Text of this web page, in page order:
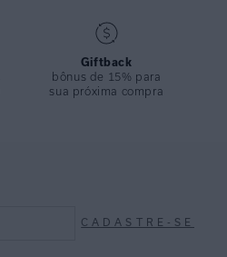
Giftback
bônus de 15% para
sua próxima compra
CADASTRE-SE